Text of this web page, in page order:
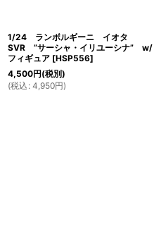
1/24 ランボルギーニ イオタ
SVR ”サーシャ・イリユーシナ” w/
フィギュア [HSP556]
4,500円(税別)
(税込 : 4,950円)